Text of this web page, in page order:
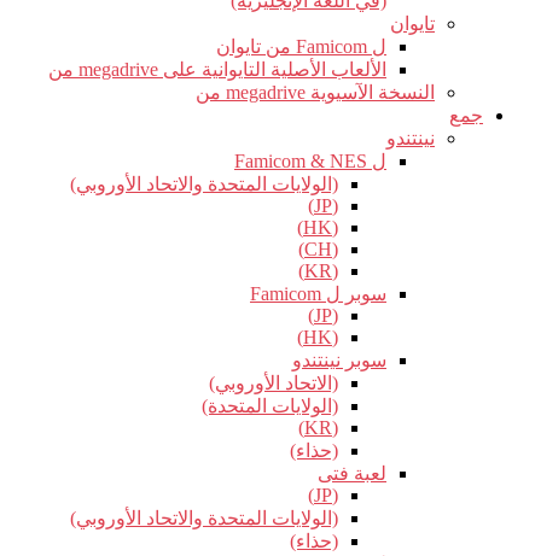
تايوان
ل Famicom من تايوان
الألعاب الأصلية التايوانية على megadrive من
النسخة الآسيوية megadrive من
جمع
نينتندو
ل Famicom & NES
(الولايات المتحدة والاتحاد الأوروبي)
(JP)
(HK)
(CH)
(KR)
سوبر ل Famicom
(JP)
(HK)
سوبر نينتندو
(الاتحاد الأوروبي)
(الولايات المتحدة)
(KR)
(حذاء)
لعبة فتى
(JP)
(الولايات المتحدة والاتحاد الأوروبي)
(حذاء)